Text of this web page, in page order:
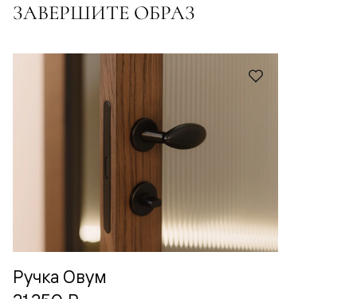
ЗАВЕРШИТЕ ОБРАЗ
Ручка Овум